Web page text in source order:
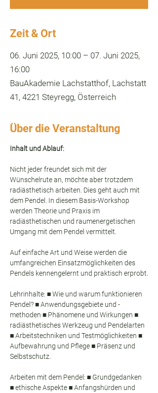
Zeit & Ort
06. Juni 2025, 10:00 – 07. Juni 2025,
16:00
BauAkademie Lachstatthof, Lachstatt
41, 4221 Steyregg, Österreich
Über die Veranstaltung
Inhalt und Ablauf:
Nicht jeder freundet sich mit der
Wünschelrute an, möchte aber trotzdem
radiästhetisch arbeiten. Dies geht auch mit
dem Pendel. In diesem Basis-Workshop
werden Theorie und Praxis im
radiästhetischen und raumenergetischen
Umgang mit dem Pendel vermittelt.
Auf einfache Art und Weise werden die
umfangreichen Einsatzmöglichkeiten des
Pendels kennengelernt und praktisch erprobt.
Lehrinhalte: ■ Wie und warum funktionieren
Pendel? ■ Anwendungsgebiete und -
methoden ■ Phänomene und Wirkungen ■
radiästhetisches Werkzeug und Pendelarten
■ Arbeitstechniken und Testmöglichkeiten ■
Aufbewahrung und Pflege ■ Präsenz und
Selbstschutz.
Arbeiten mit dem Pendel: ■ Grundgedanken
■ ethische Aspekte ■ Anfangshürden und